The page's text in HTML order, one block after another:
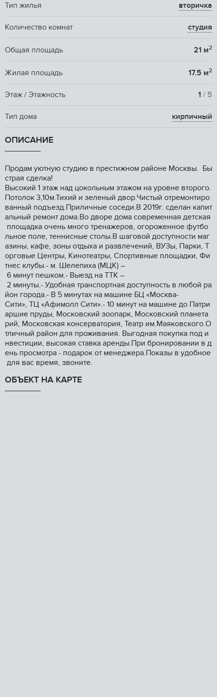
Тип жилья вторичка
Количество комнат студия
Общая площадь 21 м2
Жилая площадь 17.5 м2
Этаж / Этажность 1 / 5
Тип дома кирпичный
ОПИСАНИЕ
Продам уютную студию в престижном районе Москвы. Бы
страя сделка!
Высокий 1 этаж над цокольным этажом на уровне второго.
Потолок 3,10м.Тихий и зеленый двор.Чистый отремонтиро
ванный подъезд.Приличные соседи.В 2019г. сделан капит
альный ремонт дома.Во дворе дома современная детская
площадка очень много тренажеров, огороженное футбо
льное поле, теннисные столы.В шаговой доступности маг
азины, кафе, зоны отдыха и развлечений, ВУЗы, Парки, Т
орговые Центры, Кинотеатры, Спортивные площадки, Фи
тнес клубы.- м. Шелепиха (МЦК) –
6 минут пешком.- Выезд на ТТК –
2 минуты.- Удобная транспортная доступность в любой ра
йон города.- В 5 минутах на машине БЦ «Москва-
Сити», ТЦ «Афимолл Сити».- 10 минут на машине до Патри
аршие пруды, Московский зоопарк, Московский планета
рий, Московская консерватория, Театр им.Маяковского.О
тличный район для проживания. Выгодная покупка под и
нвестиции, высокая ставка аренды.При бронировании в д
ень просмотра - подарок от менеджера.Показы в удобное
для вас время, звоните.
ОБЪЕКТ НА КАРТЕ